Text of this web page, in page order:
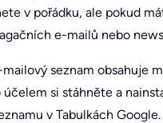
v pořádku, ale pokud
e-mailů nebo
seznam obsahuje
si stáhněte a
v Tabulkách